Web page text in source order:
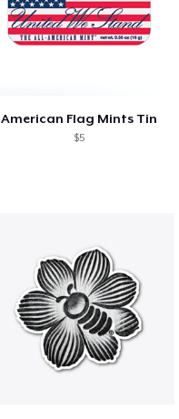
American Flag Mints Tin
$5